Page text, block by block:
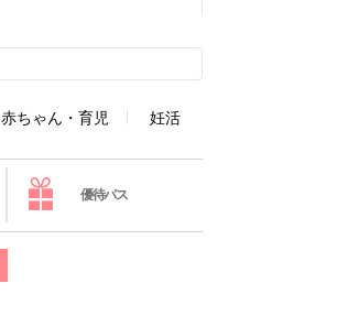
赤ちゃん・育児 妊活
優待パス